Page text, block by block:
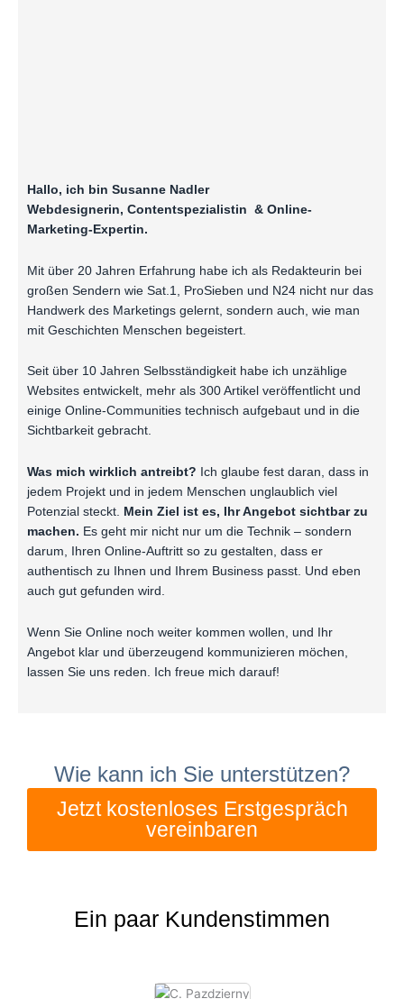
Hallo, ich bin Susanne Nadler
Webdesignerin, Contentspezialistin & Online-
Marketing-Expertin.
Mit über 20 Jahren Erfahrung habe ich als Redakteurin bei
großen Sendern wie Sat.1, ProSieben und N24 nicht nur das
Handwerk des Marketings gelernt, sondern auch, wie man
mit Geschichten Menschen begeistert.
Seit über 10 Jahren Selbsständigkeit habe ich unzählige
Websites entwickelt, mehr als 300 Artikel veröffentlicht und
einige Online-Communities technisch aufgebaut und in die
Sichtbarkeit gebracht.
Was mich wirklich antreibt? Ich glaube fest daran, dass in
jedem Projekt und in jedem Menschen unglaublich viel
Potenzial steckt. Mein Ziel ist es, Ihr Angebot sichtbar zu
machen. Es geht mir nicht nur um die Technik – sondern
darum, Ihren Online-Auftritt so zu gestalten, dass er
authentisch zu Ihnen und Ihrem Business passt. Und eben
auch gut gefunden wird.
Wenn Sie Online noch weiter kommen wollen, und Ihr
Angebot klar und überzeugend kommunizieren möchen,
lassen Sie uns reden. Ich freue mich darauf!
Wie kann ich Sie unterstützen?
Jetzt kostenloses Erstgespräch
vereinbaren
Ein paar Kundenstimmen